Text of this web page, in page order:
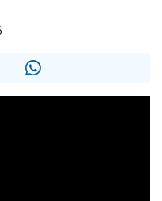
faire un don pour Sauvez la jambe de Yohan
étudier en groupe sur Zoom